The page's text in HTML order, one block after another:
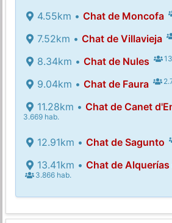
4.55km • Chat de Moncofa
7.52km • Chat de Villavieja
8.34km • Chat de Nules
9.04km • Chat de Faura
11.28km • Chat de Canet
3.669 hab.
12.91km • Chat de Sagunto
13.41km • Chat de
3.866 hab.